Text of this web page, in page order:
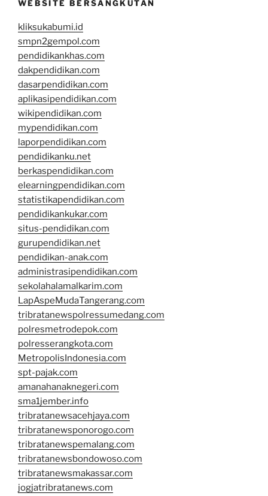
WEBSITE BERSANGKUTAN
kliksukabumi.id
smpn2gempol.com
pendidikankhas.com
dakpendidikan.com
dasarpendidikan.com
aplikasipendidikan.com
wikipendidikan.com
mypendidikan.com
laporpendidikan.com
pendidikanku.net
berkaspendidikan.com
elearningpendidikan.com
statistikapendidikan.com
pendidikankukar.com
situs-pendidikan.com
gurupendidikan.net
pendidikan-anak.com
administrasipendidikan.com
sekolahalamalkarim.com
LapAspeMudaTangerang.com
tribratanewspolressumedang.com
polresmetrodepok.com
polresserangkota.com
MetropolisIndonesia.com
spt-pajak.com
amanahanaknegeri.com
sma1jember.info
tribratanewsacehjaya.com
tribratanewsponorogo.com
tribratanewspemalang.com
tribratanewsbondowoso.com
tribratanewsmakassar.com
jogjatribratanews.com